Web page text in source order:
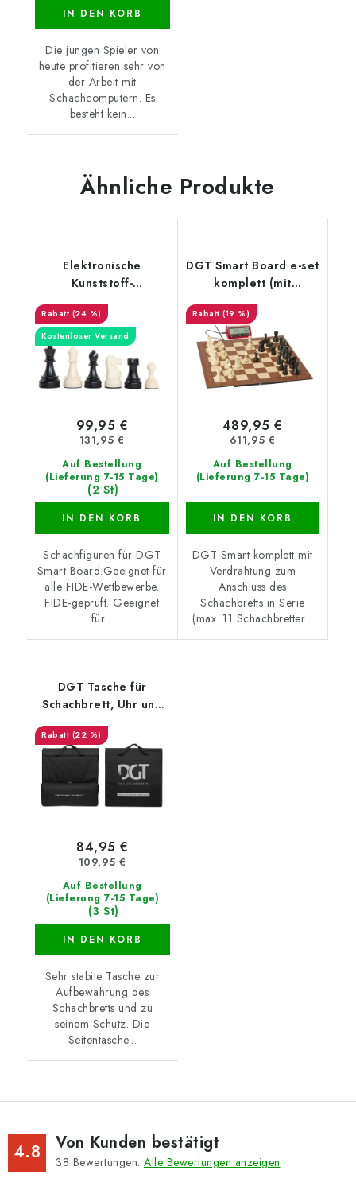
IN DEN KORB
Die jungen Spieler von
heute profitieren sehr von
der Arbeit mit
Schachcomputern. Es
besteht kein...
Ähnliche Produkte
Elektronische
Kunststoff-
(24 %)
Kostenloser Versand
Auf Bestellung
(Lieferung 7-15 Tage)
(2 St)
99,95 €
131,95 €
IN DEN KORB
Schachfiguren für DGT
Smart Board.Geeignet für
alle FIDE-Wettbewerbe.
FIDE-geprüft. Geeignet
für...
DGT Smart Board e-set
komplett (mit
(19 %)
Auf Bestellung
(Lieferung 7-15 Tage)
489,95 €
611,95 €
IN DEN KORB
DGT Smart komplett mit
Verdrahtung zum
Anschluss des
Schachbretts in Serie
(max. 11 Schachbretter...
DGT Tasche für
Schachbrett, Uhr und
(22 %)
Auf Bestellung
(Lieferung 7-15 Tage)
(3 St)
84,95 €
109,95 €
IN DEN KORB
Sehr stabile Tasche zur
Aufbewahrung des
Schachbretts und zu
seinem Schutz. Die
Seitentasche...
4.8 Von Kunden bestätigt
38 Bewertungen. Alle Bewertungen anzeigen